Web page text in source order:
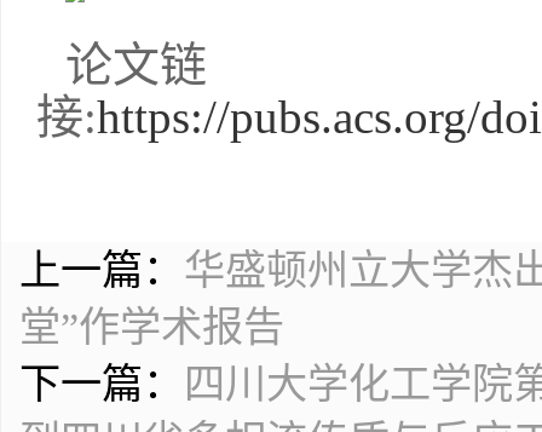
论文链
接:https://pubs.acs.org/
上一篇： 华盛顿州立大学杰
堂”作学术报告
下一篇：
四川大学化工学院